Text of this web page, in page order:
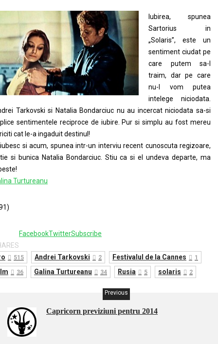
Iubirea, spunea
Sartorius in
„Solaris”, este un
sentiment ciudat pe
care putem sa-l
traim, dar pe care
nu-l vom putea
intelege niciodata.
Tarkovski si Natalia Bondarciuc nu au incercat niciodata sa-si
sentimentele reciproce de iubire. Pur si simplu au fost mereu
cat le-a ingaduit destinul!
si acum, spunea intr-un interviu recent cunoscuta regizoare,
si bunica Natalia Bondarciuc. Stiu ca si el undeva departe, ma
Turtureanu
FacebookTwitterSubscribe
515 Andrei Tarkovski 2 Festivalul de la Cannes 1
36 Galina Turtureanu 34 Rusia 5 solaris 2
Previous
Capricorn previziuni pentru 2014